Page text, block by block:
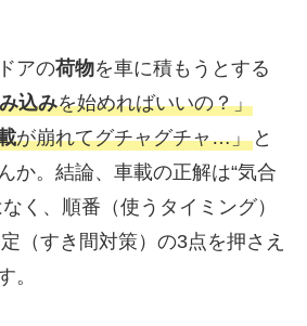
アの荷物を車に積もうとする
込みを始めればいいの？」
が崩れてグチャグチャ…」と
か。結論、車載の正解は“気合
く、順番（使うタイミング）
（すき間対策）の3点を押さえ
。